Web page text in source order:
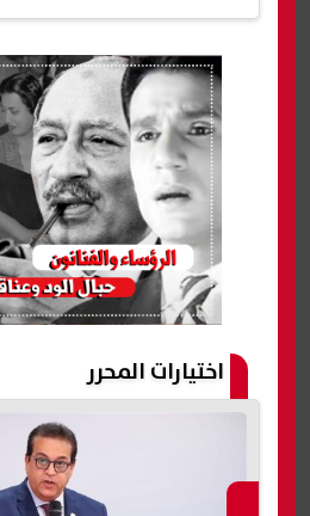
اختيارات المحرر